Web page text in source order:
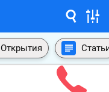
Открытия